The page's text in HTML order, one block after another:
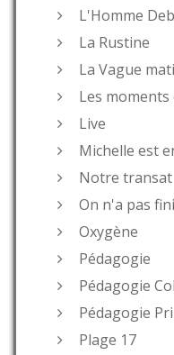
L'Homme
La Rustine
La Vague
Les moments
Live
Michelle est
Notre transat
On n'a pas
Oxygène
Pédagogie
Pédagogie
Pédagogie
Plage 17